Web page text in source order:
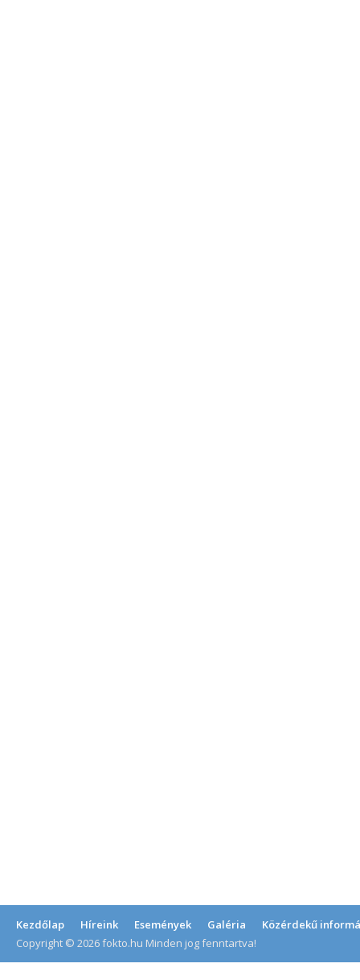
Kezdőlap Híreink Események Galéria
Közérdekű
Copyright © 2026 fokto.hu Minden jog fenntartva!